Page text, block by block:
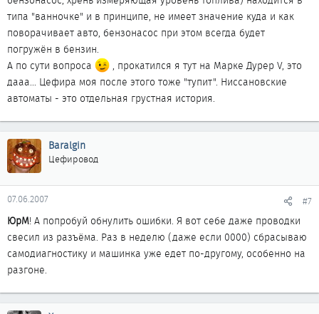
типа "ванночке" и в принципе, не имеет значение куда и как
поворачивает авто, бензонасос при этом всегда будет
погружён в бензин.
А по сути вопроса
, прокатился я тут на Марке Дурер V, это
дааа... Цефира моя после этого тоже "тупит". Ниссановские
автоматы - это отдельная грустная история.
Baralgin
Цефировод
07.06.2007 #7
ЮрМ! А попробуй обнулить ошибки. Я вот себе даже проводки
свесил из разъёма. Раз в неделю (даже если 0000) сбрасываю
самодиагностику и машинка уже едет по-другому, особенно на
разгоне.